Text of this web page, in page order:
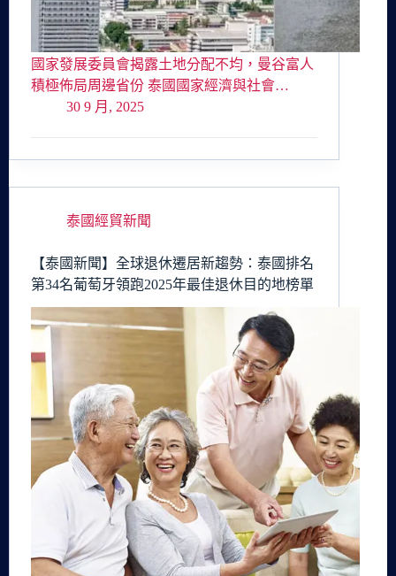
國家發展委員會揭露土地分配不均，曼谷富人
積極佈局周邊省份 泰國國家經濟與社會…
30 9 月, 2025
泰國經貿新聞
【泰國新聞】全球退休遷居新趨勢：泰國排名
第34名葡萄牙領跑2025年最佳退休目的地榜單